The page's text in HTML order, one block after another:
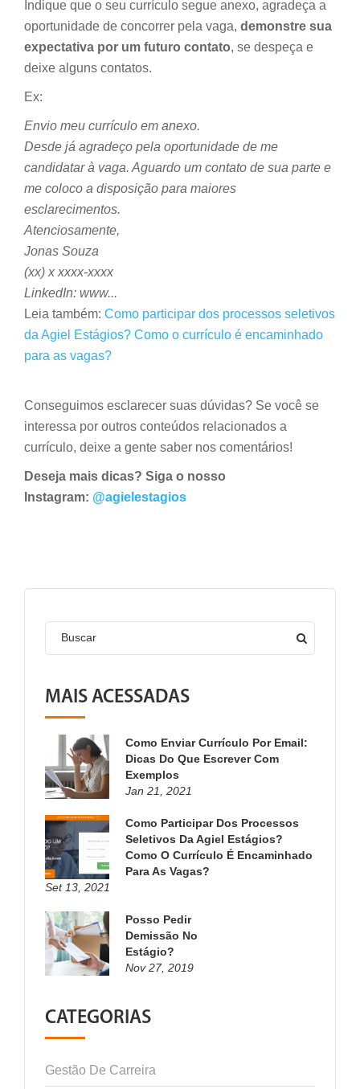
Indique que o seu currículo segue anexo, agradeça a
oportunidade de concorrer pela vaga, demonstre sua
expectativa por um futuro contato, se despeça e
deixe alguns contatos.
Ex:
Envio meu currículo em anexo.
Desde já agradeço pela oportunidade de me
candidatar à vaga. Aguardo um contato de sua parte e
me coloco a disposição para maiores
esclarecimentos.
Atenciosamente,
Jonas Souza
(xx) x xxxx-xxxx
LinkedIn: www...
Leia também: Como participar dos processos seletivos
da Agiel Estágios? Como o currículo é encaminhado
para as vagas?
Conseguimos esclarecer suas dúvidas? Se você se
interessa por outros conteúdos relacionados a
currículo, deixe a gente saber nos comentários!
Deseja mais dicas? Siga o nosso
Instagram: @agielestagios
Buscar
MAIS ACESSADAS
Como Enviar Currículo Por Email:
Dicas Do Que Escrever Com
Exemplos
Jan 21, 2021
Como Participar Dos Processos
Seletivos Da Agiel Estágios?
Como O Currículo É Encaminhado
Para As Vagas?
Set 13, 2021
Posso Pedir
Demissão No
Estágio?
Nov 27, 2019
CATEGORIAS
Gestão De Carreira